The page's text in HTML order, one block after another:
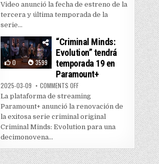
Video anunció la fecha de estreno de la
tercera y última temporada de la
serie...
0 3599
“Criminal Minds:
Evolution” tendrá
temporada 19 en
Paramount+
2025-03-09 COMMENTS OFFON “CRIMINAL MINDS:
La plataforma de streaming
Paramount+ anunció la renovación de
la exitosa serie criminal original
Criminal Minds: Evolution para una
decimonovena...